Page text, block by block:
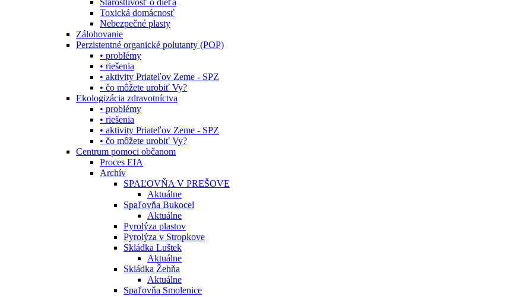
Toxická domácnosť
Nebezpečné plasty
Zálohovanie
Perzistentné organické polutanty (POP)
• problémy
• riešenia
• aktivity Priateľov Zeme - SPZ
• čo môžete urobiť Vy?
Ekologizácia zdravotníctva
• problémy
• riešenia
• aktivity Priateľov Zeme - SPZ
• čo môžete urobiť Vy?
Centrum pomoci občanom
Proces EIA
Archív
SPAĽOVŇA V PREŠOVE
Aktuálne
Spaľovňa Bukocel
Aktuálne
Pyrolýza plastov
Pyrolýza v Stropkove
Skládka Luštek
Aktuálne
Skládka Žehňa
Aktuálne
Spaľovňa Smolenice